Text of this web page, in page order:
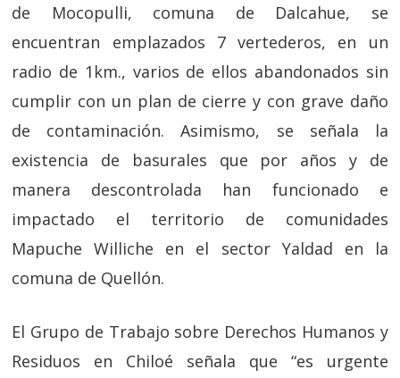
de Mocopulli, comuna de Dalcahue, se
encuentran emplazados 7 vertederos, en un
radio de 1km., varios de ellos abandonados sin
cumplir con un plan de cierre y con grave daño
de contaminación. Asimismo, se señala la
existencia de basurales que por años y de
manera descontrolada han funcionado e
impactado el territorio de comunidades
Mapuche Williche en el sector Yaldad en la
comuna de Quellón.
El Grupo de Trabajo sobre Derechos Humanos y
Residuos en Chiloé señala que “es urgente